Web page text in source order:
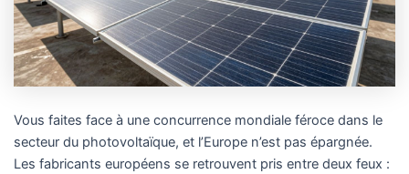
Vous faites face à une concurrence mondiale féroce dans le
secteur du photovoltaïque, et l’Europe n’est pas épargnée.
Les fabricants européens se retrouvent pris entre deux feux :